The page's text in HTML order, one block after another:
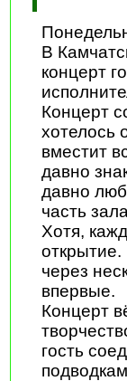
В
концерт
Концерт
хотелось
вместит
давно
давно
часть
Хотя,
через
впервые.
Концерт
гость